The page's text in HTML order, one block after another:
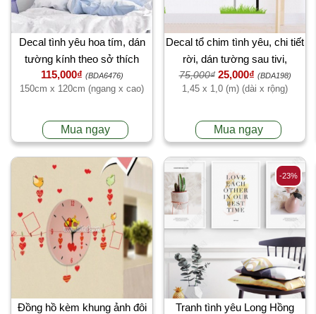
Decal tình yêu hoa tím, dán
tường kính theo sở thích
115,000₫ (BDA6476)
150cm x 120cm (ngang x cao)
Mua ngay
Decal tổ chim tình yêu, chi tiết
rời, dán tường sau tivi,
TPHCM khổ nhỏ 1,45 x 1,0
(m) (dài x rộng)
75,000₫ 25,000₫ (BDA198)
1,45 x 1,0 (m) (dài x rộng)
Mua ngay
Đồng hồ kèm khung ảnh đôi
-23%
Tranh tình yêu Long Hồng